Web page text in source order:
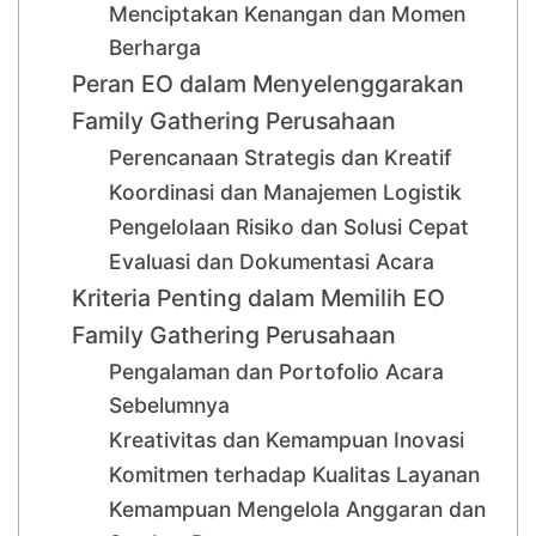
Menciptakan Kenangan dan Momen
Berharga
Peran EO dalam Menyelenggarakan
Family Gathering Perusahaan
Perencanaan Strategis dan Kreatif
Koordinasi dan Manajemen Logistik
Pengelolaan Risiko dan Solusi Cepat
Evaluasi dan Dokumentasi Acara
Kriteria Penting dalam Memilih EO
Family Gathering Perusahaan
Pengalaman dan Portofolio Acara
Sebelumnya
Kreativitas dan Kemampuan Inovasi
Komitmen terhadap Kualitas Layanan
Kemampuan Mengelola Anggaran dan